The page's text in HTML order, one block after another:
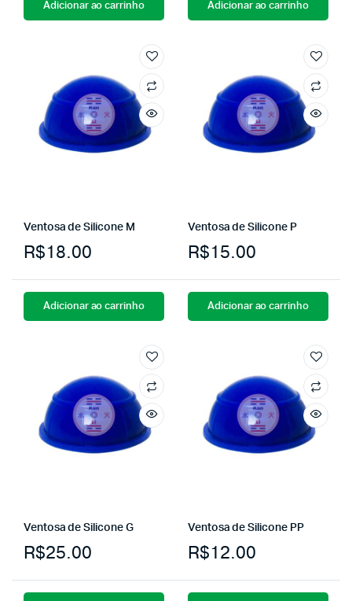
Adicionar ao carrinho Adicionar ao carrinho
Ventosa de Silicone M
R$18.00
Adicionar ao carrinho
Ventosa de Silicone P
R$15.00
Adicionar ao carrinho
Ventosa de Silicone G
R$25.00
Ventosa de Silicone PP
R$12.00